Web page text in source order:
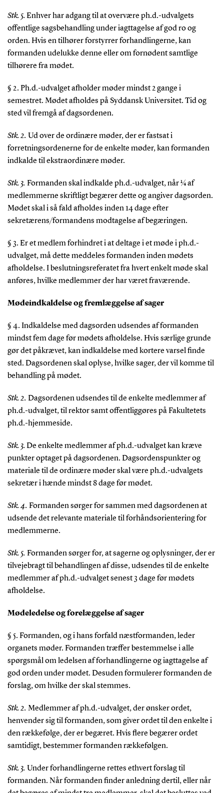
Stk. 5. Enhver har adgang til at overvære ph.d.-udvalgets
offentlige sagsbehandling under iagttagelse af god ro og
orden. Hvis en tilhører forstyrrer forhandlingerne, kan
formanden udelukke denne eller om fornødent samtlige
tilhørere fra mødet.
§ 2. Ph.d.-udvalget afholder møder mindst 2 gange i
semestret. Mødet afholdes på Syddansk Universitet. Tid og
sted vil fremgå af dagsordenen.
Stk. 2. Ud over de ordinære møder, der er fastsat i
forretningsordenerne for de enkelte møder, kan formanden
indkalde til ekstraordinære møder.
Stk. 3. Formanden skal indkalde ph.d.-udvalget, når ¼ af
medlemmerne skriftligt begærer dette og angiver dagsorden.
Mødet skal i så fald afholdes inden 14 dage efter
sekretærens/formandens modtagelse af begæringen.
§ 3. Er et medlem forhindret i at deltage i et møde i ph.d.-
udvalget, må dette meddeles formanden inden mødets
afholdelse. I beslutningsreferatet fra hvert enkelt møde skal
anføres, hvilke medlemmer der har været fraværende.
Mødeindkaldelse og fremlæggelse af sager
§ 4. Indkaldelse med dagsorden udsendes af formanden
mindst fem dage før mødets afholdelse. Hvis særlige grunde
gør det påkrævet, kan indkaldelse med kortere varsel finde
sted. Dagsordenen skal oplyse, hvilke sager, der vil komme til
behandling på mødet.
Stk. 2. Dagsordenen udsendes til de enkelte medlemmer af
ph.d.-udvalget, til rektor samt offentliggøres på Fakultetets
ph.d.-hjemmeside.
Stk. 3. De enkelte medlemmer af ph.d.-udvalget kan kræve
punkter optaget på dagsordenen. Dagsordenspunkter og
materiale til de ordinære møder skal være ph.d.-udvalgets
sekretær i hænde mindst 8 dage før mødet.
Stk. 4. Formanden sørger for sammen med dagsordenen at
udsende det relevante materiale til forhåndsorientering for
medlemmerne.
Stk. 5. Formanden sørger for, at sagerne og oplysninger, der er
tilvejebragt til behandlingen af disse, udsendes til de enkelte
medlemmer af ph.d.-udvalget senest 3 dage før mødets
afholdelse.
Mødeledelse og forelæggelse af sager
§ 5. Formanden, og i hans forfald næstformanden, leder
organets møder. Formanden træffer bestemmelse i alle
spørgsmål om ledelsen af forhandlingerne og iagttagelse af
god orden under mødet. Desuden formulerer formanden de
forslag, om hvilke der skal stemmes.
Stk. 2. Medlemmer af ph.d.-udvalget, der ønsker ordet,
henvender sig til formanden, som giver ordet til den enkelte i
den rækkefølge, der er begæret. Hvis flere begærer ordet
samtidigt, bestemmer formanden rækkefølgen.
Stk. 3. Under forhandlingerne rettes ethvert forslag til
formanden. Når formanden finder anledning dertil, eller når